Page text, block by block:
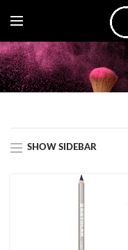
SHOW SIDEBAR